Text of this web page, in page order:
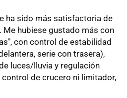
ha sido más satisfactoria de
hubiese gustado más con
con control de estabilidad
serie con trasera),
luces/lluvia y regulación
de crucero ni limitador,